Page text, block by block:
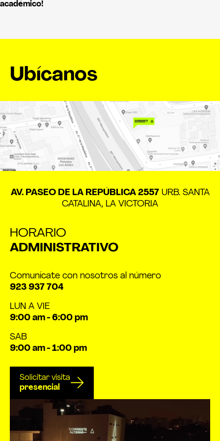
académico!
Ubícanos
AV. PASEO DE LA REPÚBLICA 2557URB. SANTA
CATALINA, LA VICTORIA
HORARIO
ADMINISTRATIVO
Comunícate con nosotros al número
923 937 704
LUN A VIE
9:00 am - 6:00 pm
SAB
9:00 am - 1:00 pm
Solicitar visita
presencial